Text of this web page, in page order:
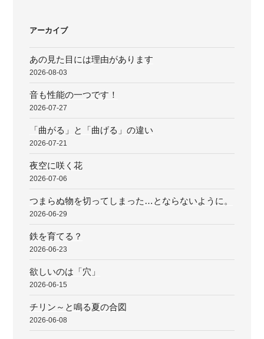
ン
アーカイブ
あの見た目には理由があります
2026-08-03
音も性能の一つです！
2026-07-27
「曲がる」と「曲げる」の違い
2026-07-21
夜空に咲く花
2026-07-06
つまらぬ物を切ってしまった…とならないように。
2026-06-29
鉄を育てる？
2026-06-23
欲しいのは「穴」
2026-06-15
チリン～と鳴る夏の合図
2026-06-08